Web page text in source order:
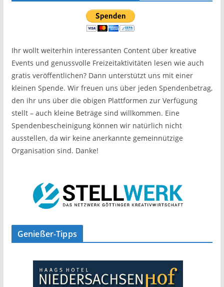
Ihr wollt weiterhin interessanten Content über kreative
Events und genussvolle Freizeitaktivitäten lesen wie auch
gratis veröffentlichen? Dann unterstützt uns mit einer
kleinen Spende. Wir freuen uns über jeden Spendenbetrag,
den ihr uns über die obigen Plattformen zur Verfügung
stellt – auch kleine Beträge sind willkommen. Eine
Spendenbescheinigung können wir natürlich nicht
ausstellen, da wir keine anerkannte gemeinnützige
Organisation sind. Danke!
Genießer-Tipps